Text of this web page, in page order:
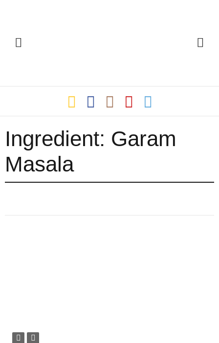
Ingredient: Garam
Masala